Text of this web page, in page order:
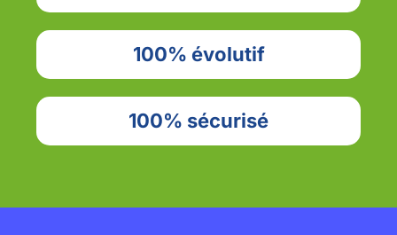
100% évolutif
100% sécurisé